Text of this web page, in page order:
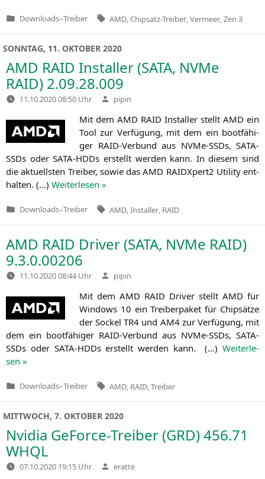
Veröffentlicht
Downloads–Treiber Tags:
AMD Chipsatz-Treiber Vermeer Zen 3
SONNTAG, 11. OKTOBER 2020
AMD RAID Installer (SATA, NVMe
RAID) 2.09.28.009
11.10.2020 08:50 Uhr Verfasst
von
pipin
Mit dem AMD RAID Instal­ler stellt AMD ein
Tool zur Ver­fü­gung, mit dem ein boot­fä­hi­
ger RAID-Ver­bund aus NVMe-SSDs, SATA-
SSDs oder SATA-HDDs erstellt wer­den kann. In die­sem sind
die aktu­ells­ten Trei­ber, sowie dasAMD RAIDXpert2 Uti­li­ty ent­
hal­ten. (…) Wei­ter­le­sen »
Veröffentlicht
Downloads–Treiber Tags:
AMD Installer RAID
AMD RAID Driver (SATA, NVMe RAID)
9.3.0.00206
11.10.2020 08:44 Uhr Verfasst
von
pipin
Mit dem AMD RAID Dri­ver stellt AMD für
Win­dows 10 ein Trei­ber­pa­ket für Chip­sät­ze
der SockelTR4 und AM4zur Ver­fü­gung, mit
dem ein boot­fä­hi­ger RAID-Ver­bund aus NVMe-SSDs, SATA-
SSDs oder SATA-HDDs erstellt wer­den kann. (…) Wei­ter­le­
sen »
Veröffentlicht
Downloads–Treiber Tags:
AMD RAID Treiber
MITTWOCH, 7. OKTOBER 2020
Nvidia GeForce-Treiber (GRD) 456.71
WHQL
07.10.2020 19:15 Uhr Verfasst
von
eratte